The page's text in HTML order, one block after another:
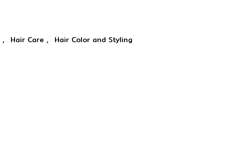
, Hair Care , Hair Color and Styling